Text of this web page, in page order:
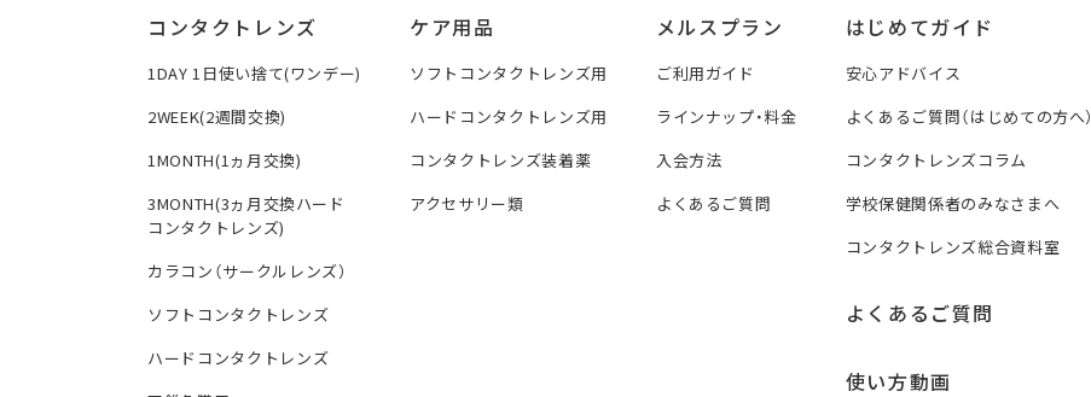
コンタクトレンズ
1DAY 1日使い捨て(ワンデー)
2WEEK(2週間交換)
1MONTH(1ヵ月交換)
3MONTH(3ヵ月交換ハード
コンタクトレンズ)
カラコン（サークルレンズ）
ソフトコンタクトレンズ
ハードコンタクトレンズ
ケア用品
ソフトコンタクトレンズ用
ハードコンタクトレンズ用
コンタクトレンズ装着薬
アクセサリー類
メルスプラン
ご利用ガイド
ラインナップ・料金
入会方法
よくあるご質問
はじめてガイド
安心アドバイス
よくあるご質問（はじめての方へ）
コンタクトレンズコラム
学校保健関係者のみなさまへ
コンタクトレンズ総合資料室
よくあるご質問
使い方動画